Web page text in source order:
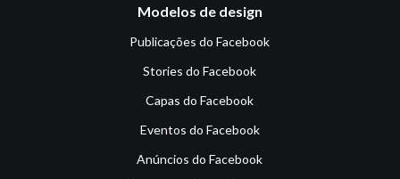
Modelos de design
Publicações do Facebook
Stories do Facebook
Capas do Facebook
Eventos do Facebook
Anúncios do Facebook